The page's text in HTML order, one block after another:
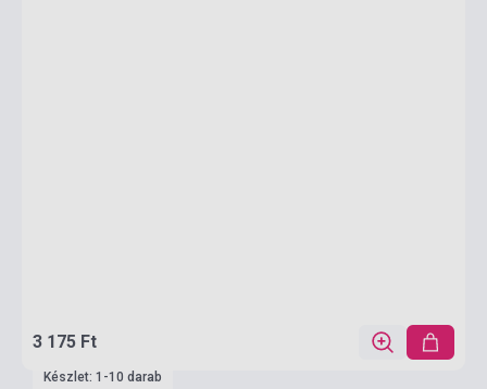
3 175 Ft
Készlet: 1-10 darab